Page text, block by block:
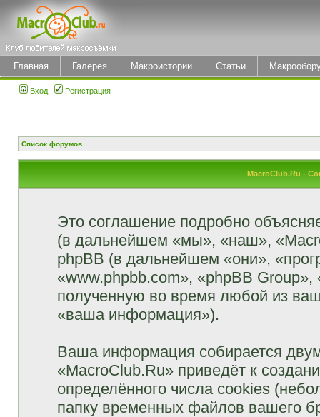
Главная Галерея Макроистории Статьи
Вход Регистрация
Список форумов
MacroClub.Ru -
Это соглашение подробно
(в дальнейшем «мы», «наш»,
phpBB (в дальнейшем «они»,
«www.phpbb.com», «phpBB
полученную во время любой из
«ваша информация»).
Ваша информация собирается
«MacroClub.Ru» приведёт к
определённого числа cookies
папку временных файлов вашего